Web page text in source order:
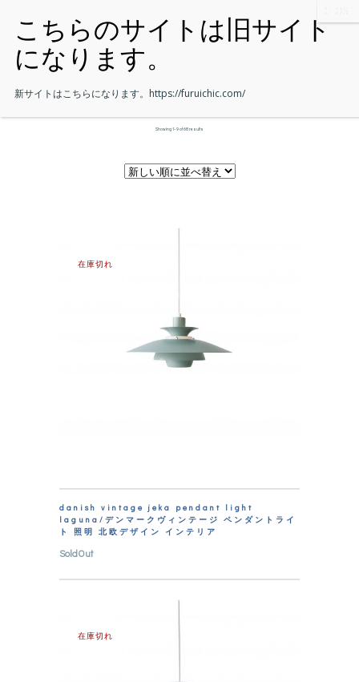
Showing 1–9 of 68 results
在庫切れ
danish vintage jeka pendant light
laguna/デンマークヴィンテージ ペンダントライ
ト 照明 北欧デザイン インテリア
SoldOut
在庫切れ
新サイトはこちらになります。 https://furuichic.com/